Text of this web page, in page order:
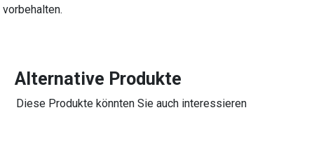
vorbehalten.
Alternative Produkte
Diese Produkte könnten Sie auch interessieren